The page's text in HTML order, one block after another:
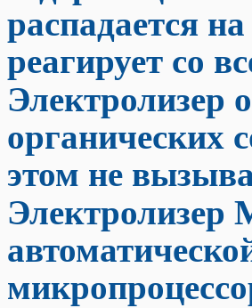
распадается
реагирует со
Электролизер
органических
этом не
Электролизер